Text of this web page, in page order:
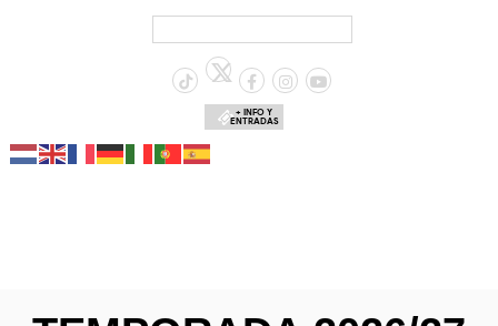
+ INFO Y
ENTRADAS